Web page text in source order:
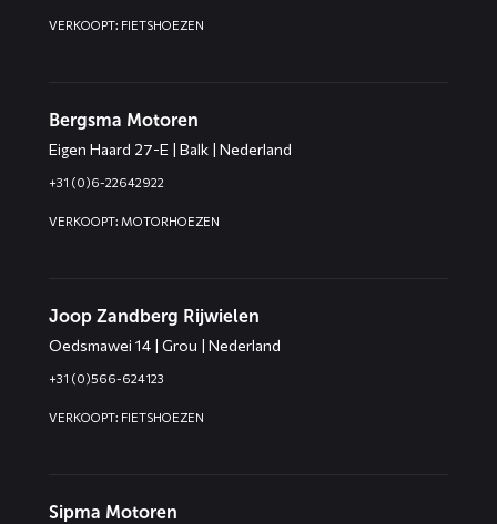
VERKOOPT: FIETSHOEZEN
Bergsma Motoren
Eigen Haard 27-E | Balk | Nederland
+31 (0)6-22642922
VERKOOPT: MOTORHOEZEN
Joop Zandberg Rijwielen
Oedsmawei 14 | Grou | Nederland
+31 (0)566-624123
VERKOOPT: FIETSHOEZEN
Sipma Motoren